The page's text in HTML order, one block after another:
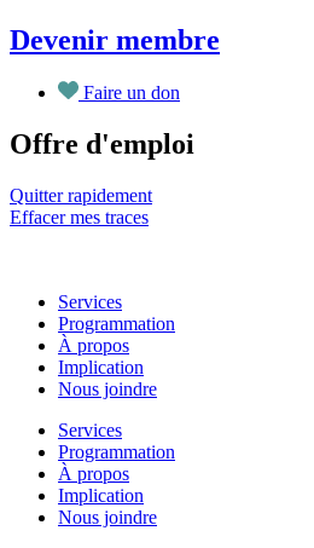
Aller
au
contenu
Devenir membre
Faire un don
Offre d'emploi
Quitter rapidement
Effacer mes traces
Services
Programmation
À propos
Implication
Nous joindre
Services
Programmation
À propos
Implication
Nous joindre